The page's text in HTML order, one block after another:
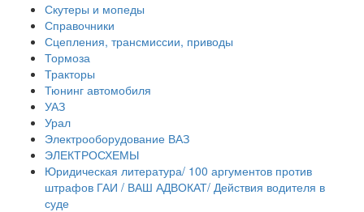
Скутеры и мопеды
Справочники
Сцепления, трансмиссии, приводы
Тормоза
Тракторы
Тюнинг автомобиля
УАЗ
Урал
Электрооборудование ВАЗ
ЭЛЕКТРОСХЕМЫ
Юридическая литература/ 100 аргументов против
штрафов ГАИ / ВАШ АДВОКАТ/ Действия водителя в
суде